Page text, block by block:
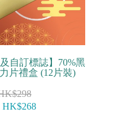
自訂標誌】70%黑
片禮盒 (12片裝)